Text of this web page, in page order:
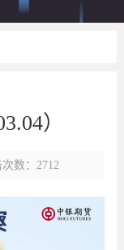
）
次数：2712